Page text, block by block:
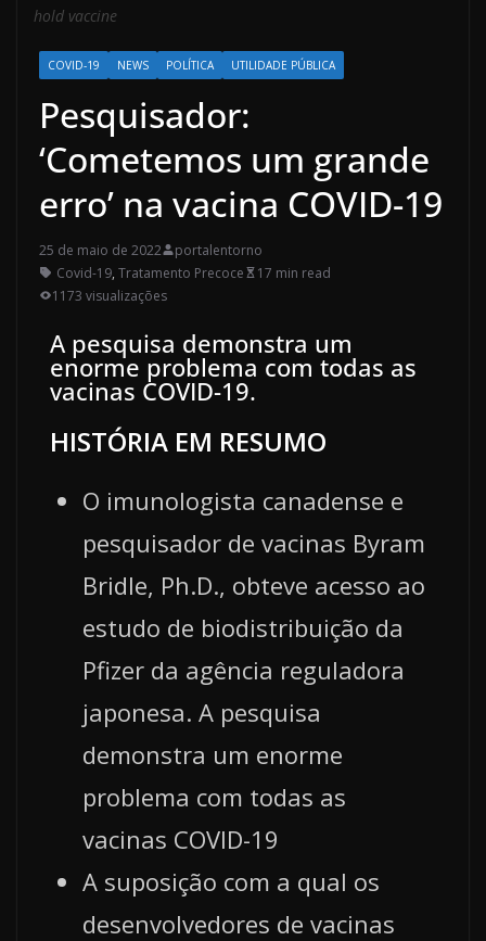
hold vaccine
COVID-19 NEWS POLÍTICA UTILIDADE PÚBLICA
Pesquisador:
‘Cometemos um grande
erro’ na vacina COVID-19
25 de maio de 2022
portalentorno
Covid-19, Tratamento Precoce
17 min read
1173 visualizações
A pesquisa demonstra um
enorme problema com todas as
vacinas COVID-19.
HISTÓRIA EM RESUMO
O imunologista canadense e
pesquisador de vacinas Byram
Bridle, Ph.D., obteve acesso ao
estudo de biodistribuição da
Pfizer da agência reguladora
japonesa. A pesquisa
demonstra um enorme
problema com todas as
vacinas COVID-19
A suposição com a qual os
desenvolvedores de vacinas